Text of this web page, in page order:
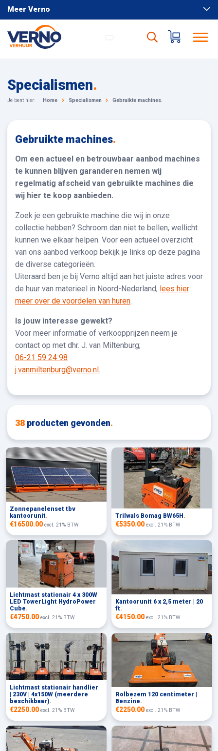
Meer Verno
Specialismen.
Je bent hier: Home Specialismen Gebruikte machines.
Gebruikte machines.
Om een actueel en betrouwbaar aanbod machines
te kunnen blijven garanderen nemen wij
regelmatig afscheid van gebruikte machines die
wij hier te koop aanbieden.
Zoek je een gebruikte machine die wij in onze
collectie hebben? Schroom dan niet te bellen, wellicht
kunnen we elkaar helpen. Voor een actueel overzicht
van ons aanbod verkoop bekijk je links op deze pagina
de diverse categorieën.
Uiteraard ben je bij Verno altijd aan het juiste adres voor
de huur van materieel in Noord-Nederland, lees hier
meer over de voordelen van huren.
Is jouw interesse gewekt?
Voor meer informatie of verkoopprijzen neem je
contact op met dhr. J. van Miltenburg;
06-21 59 24 98
j.vanmiltenburg@verno.nl .
38 producten gevonden.
Zonnepanelenset tbv
kantoorunit.
€16500.00 excl. 21% BTW
Trilwals Bomag BW65H.
€5350.00 excl. 21% BTW
Lichtmast stationair 4 x 300W
LED TowerLight HydroPower
Cube.
€4750.00 excl. 21% BTW
Kantoorunit 6 x 2,5 meter | 20
ft.
€4150.00 excl. 21% BTW
Lichtmast stationair handlier
| 230V | 4x150W (meerdere
beschikbaar).
€2250.00 excl. 21% BTW
Rolbezem 120 centimeter |
Benzine.
€2250.00 excl. 21% BTW